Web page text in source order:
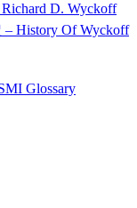
D. Wyckoff
History Of Wyckoff
Glossary